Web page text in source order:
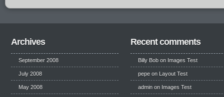
Archives
September 2008
July 2008
May 2008
Recent comments
Billy Bob on Images Test
pepe on Layout Test
admin on Images Test